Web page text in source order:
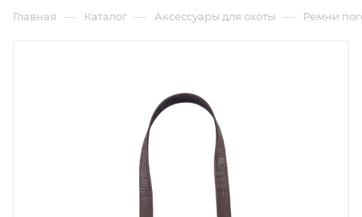
Главная — Каталог — Аксессуары для охоты — Ремни